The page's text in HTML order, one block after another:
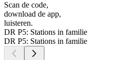
Scan de code,
download de app,
luisteren.
DR P5: Stations in familie
DR P5: Stations in familie